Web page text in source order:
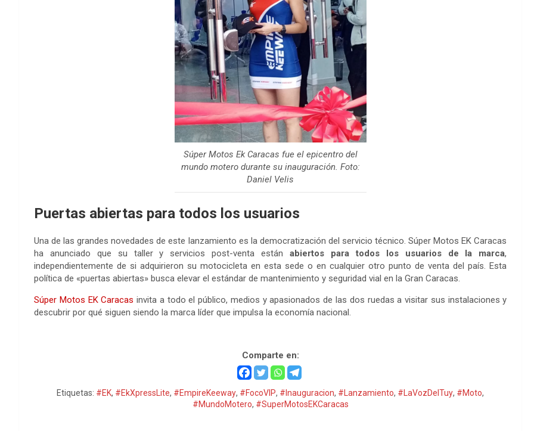
Súper Motos Ek Caracas fue el epicentro del
mundo motero durante su inauguración. Foto:
Daniel Velis
Puertas abiertas para todos los usuarios
Una de las grandes novedades de este lanzamiento es la democratización del servicio técnico. Súper Motos EK Caracas
ha anunciado que su taller y servicios post-venta estánabiertos para todos los usuarios de la marca,
independientemente de si adquirieron su motocicleta en esta sede o en cualquier otro punto de venta del país. Esta
política de «puertas abiertas» busca elevar el estándar de mantenimiento y seguridad vial en la Gran Caracas.
Súper Motos EK Caracas invita a todo el público, medios y apasionados de las dos ruedas a visitar sus instalaciones y
descubrir por qué siguen siendo la marca líder que impulsa la economía nacional.
Comparte en:
Etiquetas: #EK, #EkXpressLite, #EmpireKeeway, #FocoVIP, #Inauguracion, #Lanzamiento, #LaVozDelTuy, #Moto,
#MundoMotero, #SuperMotosEKCaracas